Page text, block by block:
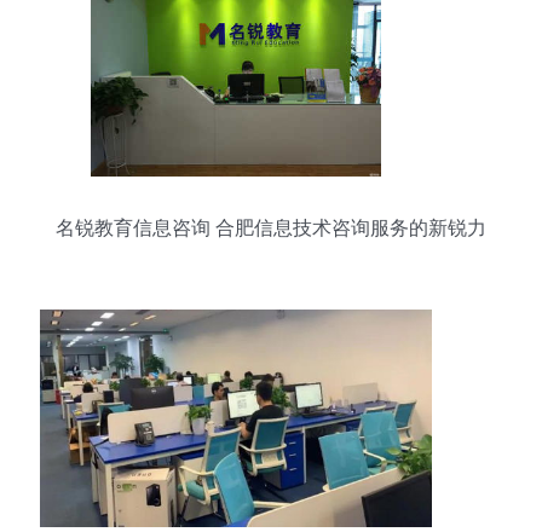
名锐教育信息咨询 合肥信息技术咨询服务的新锐力